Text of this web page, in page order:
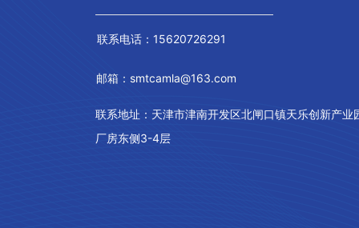
联系电话：15620726291
邮箱：smtcamla@163.com
联系地址： 天津市津南开发区北闸口镇天乐创新产业
厂房东侧3-4层